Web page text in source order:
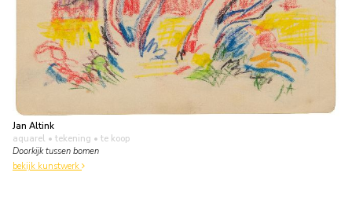
Jan Altink
aquarel • tekening • te koop
Doorkijk tussen bomen
bekijk kunstwerk